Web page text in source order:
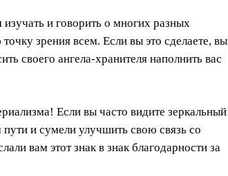
и говорить о многих разных
зрения всем. Если вы это сделаете, вы
своего ангела-хранителя наполнить вас
Если вы часто видите зеркальный
и сумели улучшить свою связь со
вам этот знак в знак благодарности за